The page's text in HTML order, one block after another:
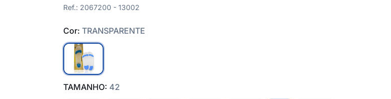
Ref.: 2067200 - 13002
Cor: TRANSPARENTE
TAMANHO: 42